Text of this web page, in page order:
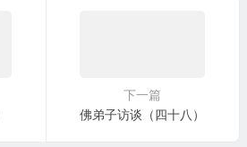
下一篇
佛弟子访谈（四十八）